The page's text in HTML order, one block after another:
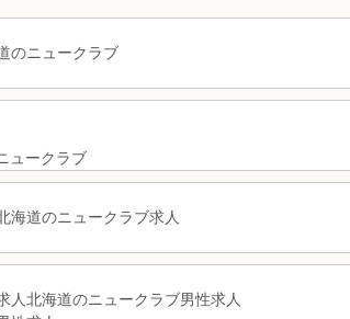
のニュークラブ
ュークラブ
海道のニュークラブ求人
人北海道のニュークラブ男性求人